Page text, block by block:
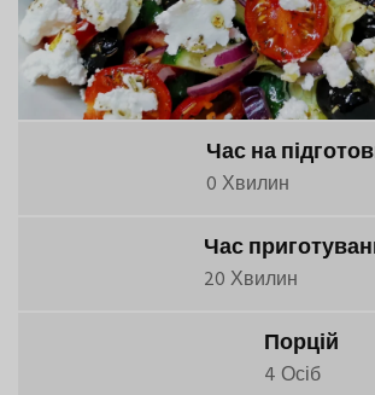
Час на
0 Хвилин
Час
20 Хвилин
Порцій
4 Осіб